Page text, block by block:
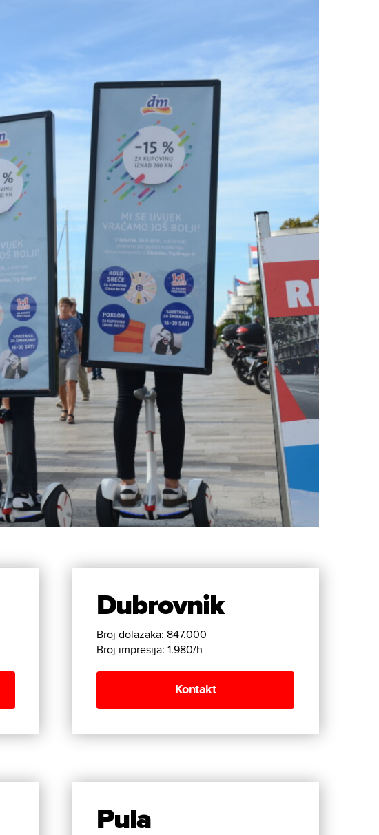
Dubrovnik
Broj dolazaka: 847.000
Broj impresija: 1.980/h
Kontakt
Pula